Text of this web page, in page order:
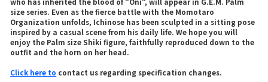
size series. Even as the fierce battle with the Momotaro
Organization unfolds, Ichinose has been sculpted in a sitting pose
inspired by a casual scene from his daily life. We hope you will
enjoy the Palm size Shiki figure, faithfully reproduced down to the
outfit and the horn on her head.
Click here to contact us regarding specification changes.